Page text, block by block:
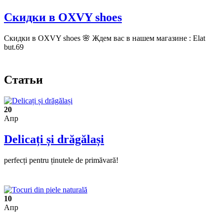
Скидки в OXVY shoes
Скидки в OXVY shoes 🌸 Ждем вас в нашем магазине : Elat
but.69
Статьи
20
Апр
Delicați și drăgălași
perfecți pentru ținutele de primăvară!
10
Апр